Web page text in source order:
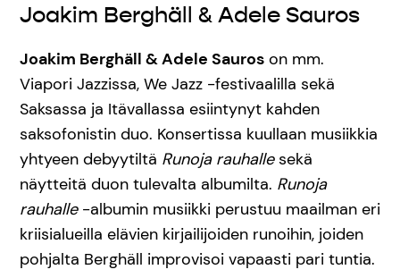
Joakim Berghäll & Adele Sauros
Joakim Berghäll & Adele Sauros on mm.
Viapori Jazzissa, We Jazz -festivaalilla sekä
Saksassa ja Itävallassa esiintynyt kahden
saksofonistin duo. Konsertissa kuullaan musiikkia
yhtyeen debyytiltä Runoja rauhallesekä
näytteitä duon tulevalta albumilta. Runoja
rauhalle-albumin musiikki perustuu maailman eri
kriisialueilla elävien kirjailijoiden runoihin, joiden
pohjalta Berghäll improvisoi vapaasti pari tuntia.